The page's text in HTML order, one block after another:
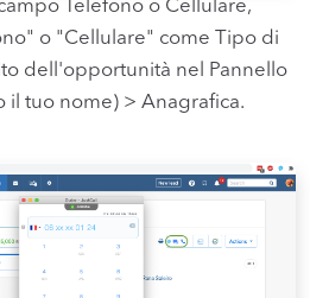
Telefono o Cellulare,
o "Cellulare" come Tipo di
dell'opportunità nel Pannello
il tuo nome) > Anagrafica.